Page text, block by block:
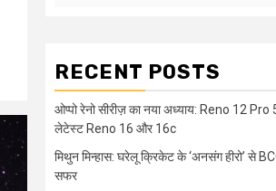
RECENT POSTS
ओप्पो रेनो सीरीज़ का नया अध्याय: Reno 12
लेटेस्ट Reno 16 और 16c
मिथुन मिन्हास: घरेलू क्रिकेट के ‘अनसंग हीरो’ से
सफर